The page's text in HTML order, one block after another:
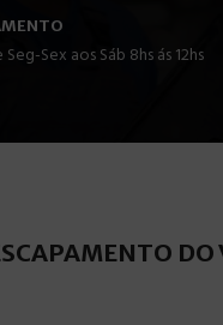
Sex aos Sáb 8hs ás 12hs
DO